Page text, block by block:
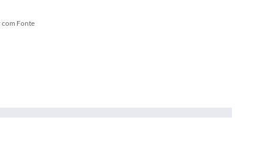
Fonte